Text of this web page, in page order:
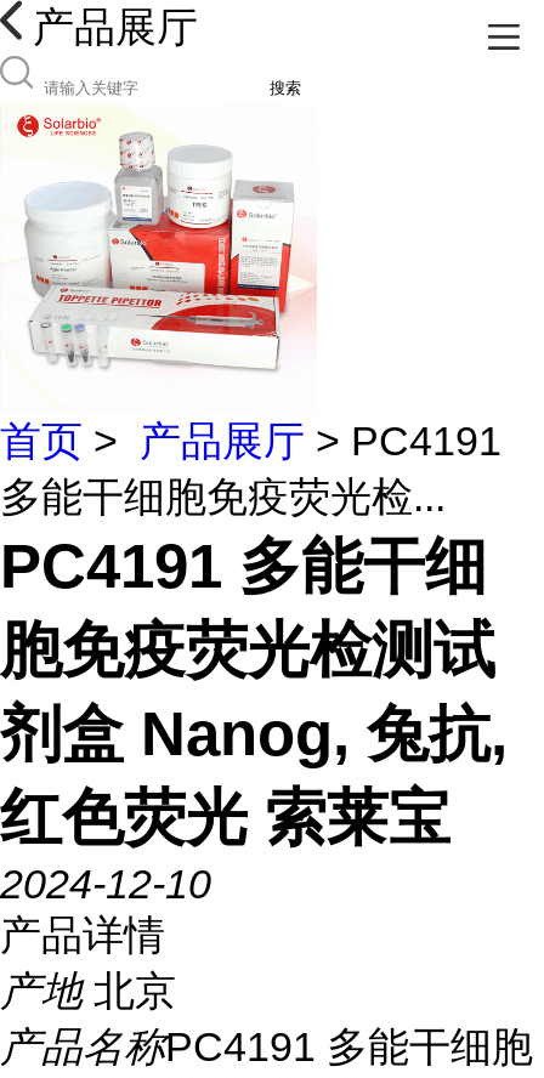
产品展厅
搜索
首页 > 产品展厅 > PC4191
多能干细胞免疫荧光检...
PC4191 多能干细
胞免疫荧光检测试
剂盒 Nanog, 兔抗,
红色荧光 索莱宝
2024-12-10
产品详情
产地 北京
产品名称PC4191 多能干细胞